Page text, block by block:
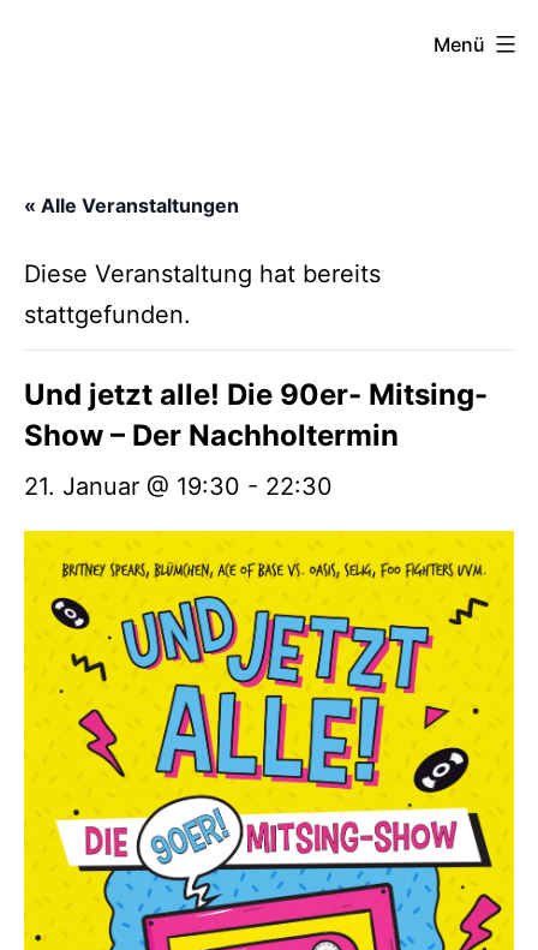
Menü
« Alle Veranstaltungen
Diese Veranstaltung hat bereits
stattgefunden.
Und jetzt alle! Die 90er- Mitsing-
Show – Der Nachholtermin
21. Januar @ 19:30 - 22:30